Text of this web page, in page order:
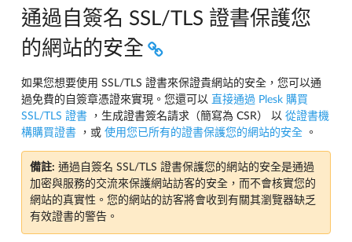
通過自簽名 SSL/TLS 證書保護您
的網站的安全
如果您想要使用 SSL/TLS 證書來保證貴網站的安全，您可以通
過免費的自簽章憑證來實現。您還可以 直接通過 Plesk 購買
SSL/TLS 證書 ，生成證書簽名請求（簡寫為 CSR） 以 從證書機
構購買證書 ，或 使用您已所有的證書保護您的網站的安全 。
備註: 通過自簽名 SSL/TLS 證書保護您的網站的安全是通過
加密與服務的交流來保護網站訪客的安全，而不會核實您的
網站的真實性。您的網站的訪客將會收到有關其瀏覽器缺乏
有效證書的警告。